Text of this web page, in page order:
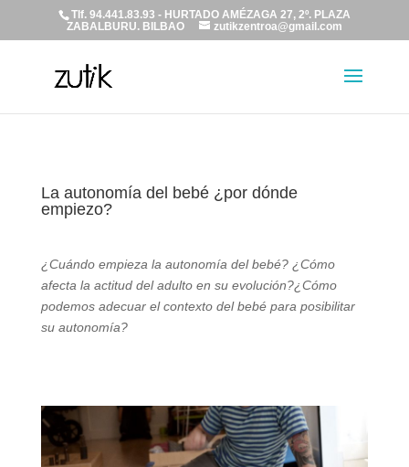
Tlf. 94.441.83.93 - HURTADO AMÉZAGA 27, 2º. PLAZA
ZABALBURU. BILBAO
zutikzentroa@gmail.com
La autonomía del bebé ¿por dónde
empiezo?
¿Cuándo empieza la autonomía del bebé? ¿Cómo
afecta la actitud del adulto en su evolución?¿Cómo
podemos adecuar el contexto del bebé para posibilitar
su autonomía?